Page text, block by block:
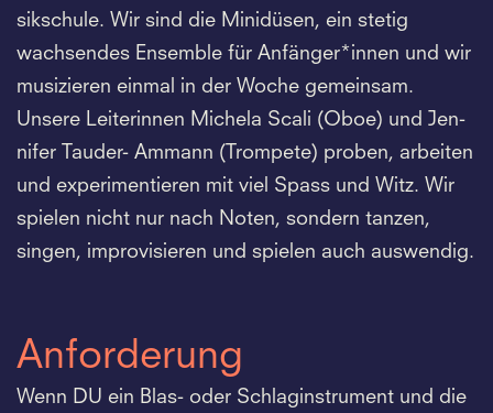
sikschule. Wir sind die Minidüsen, ein stetig
wachsendes Ensemble für Anfänger*innen und wir
musizieren einmal in der Woche gemeinsam.
Unsere Leiterinnen Michela Scali (Oboe) und Jen-
nifer Tauder- Ammann (Trompete) proben, arbeiten
und experimentieren mit viel Spass und Witz. Wir
spielen nicht nur nach Noten, sondern tanzen,
singen, improvisieren und spielen auch auswendig.
Anforderung
Wenn DU ein Blas- oder Schlaginstrument und die